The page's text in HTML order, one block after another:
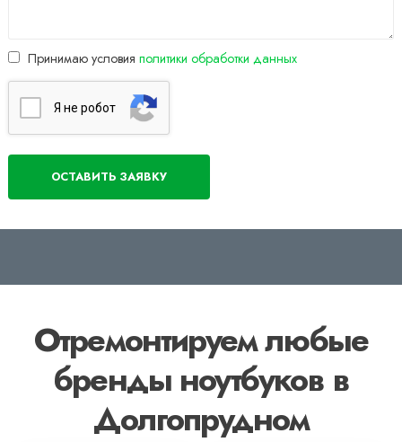
Принимаю условия политики обработки данных
Я нe poбoт
Отремонтируем любые
бренды ноутбуков в
Долгопрудном